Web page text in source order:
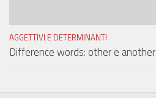
AGGETTIVI E DETERMINANTI
Difference words: other e another